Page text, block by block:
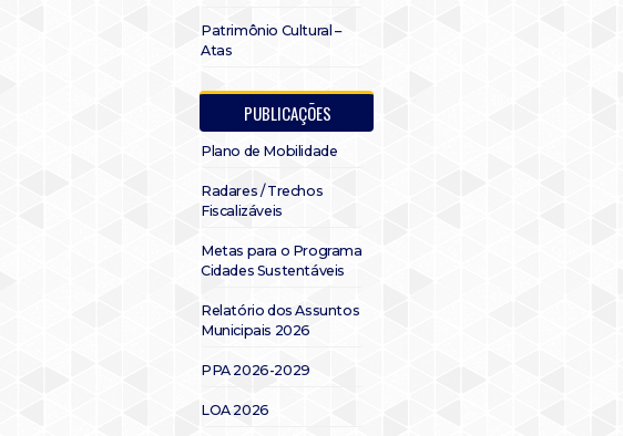
Patrimônio Cultural –
Atas
PUBLICAÇÕES
Plano de Mobilidade
Radares / Trechos
Fiscalizáveis
Metas para o Programa
Cidades Sustentáveis
Relatório dos Assuntos
Municipais 2026
PPA 2026-2029
LOA 2026